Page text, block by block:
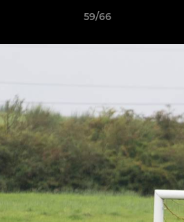
59/66